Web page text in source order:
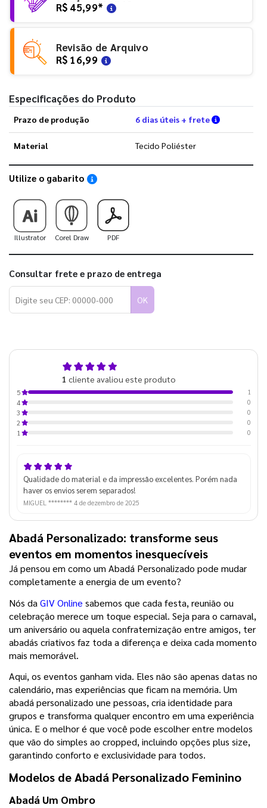
R$ 45,99*
Revisão de Arquivo
R$ 16,99
Especificações do Produto
Prazo de produção 6 dias úteis + frete Verifique
Material Tecido Poliéster
Utilize o gabarito Saiba como utilizar os nossos gabaritos
Illustrator Corel Draw PDF
Consultar frete e prazo de entrega
OK
1 cliente avaliou este produto
5
1
4
0
3
0
2
0
1
0
Qualidade do material e da impressão excelentes. Porém nada
haver os envios serem separados!
MIGUEL ******** 4 de dezembro de 2025
Abadá Personalizado: transforme seus
eventos em momentos inesquecíveis
Já pensou em como um Abadá Personalizado pode mudar
completamente a energia de um evento?
Nós da GIV Online sabemos que cada festa, reunião ou
celebração merece um toque especial. Seja para o carnaval,
um aniversário ou aquela confraternização entre amigos, ter
abadás criativos faz toda a diferença e deixa cada momento
mais memorável.
Aqui, os eventos ganham vida. Eles não são apenas datas no
calendário, mas experiências que ficam na memória. Um
abadá personalizado une pessoas, cria identidade para
grupos e transforma qualquer encontro em uma experiência
única. E o melhor é que você pode escolher entre modelos
que vão do simples ao cropped, incluindo opções plus size,
garantindo conforto e exclusividade para todos.
Modelos de Abadá Personalizado Feminino
Abadá Um Ombro